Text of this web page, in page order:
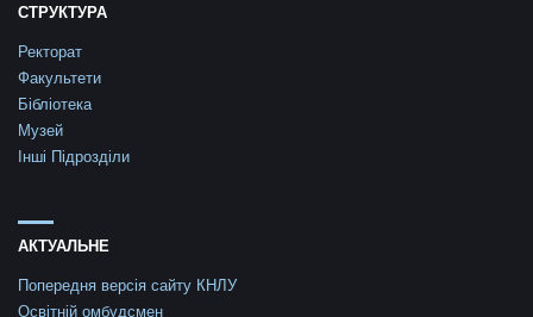
СТРУКТУРА
Ректорат
Факультети
Бібліотека
Музей
Інші Підрозділи
АКТУАЛЬНЕ
Попередня версія сайту КНЛУ
Освітній омбудсмен